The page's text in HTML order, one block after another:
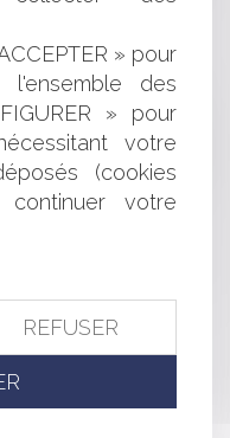
des créances
: une augmentation de
des voix est nulle
et point de
de démolition
et garantie
14 15 ... > >>
» pour
des
» pour
votre
(cookies
votre
REFUSER